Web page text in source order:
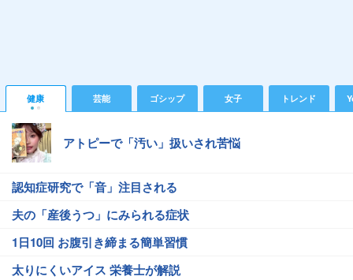
健康 芸能 ゴシップ 女子 トレンド
アトピーで「汚い」扱いされ苦悩
認知症研究で「音」注目される
夫の「産後うつ」にみられる症状
1日10回 お腹引き締まる簡単習慣
太りにくいアイス 栄養士が解説